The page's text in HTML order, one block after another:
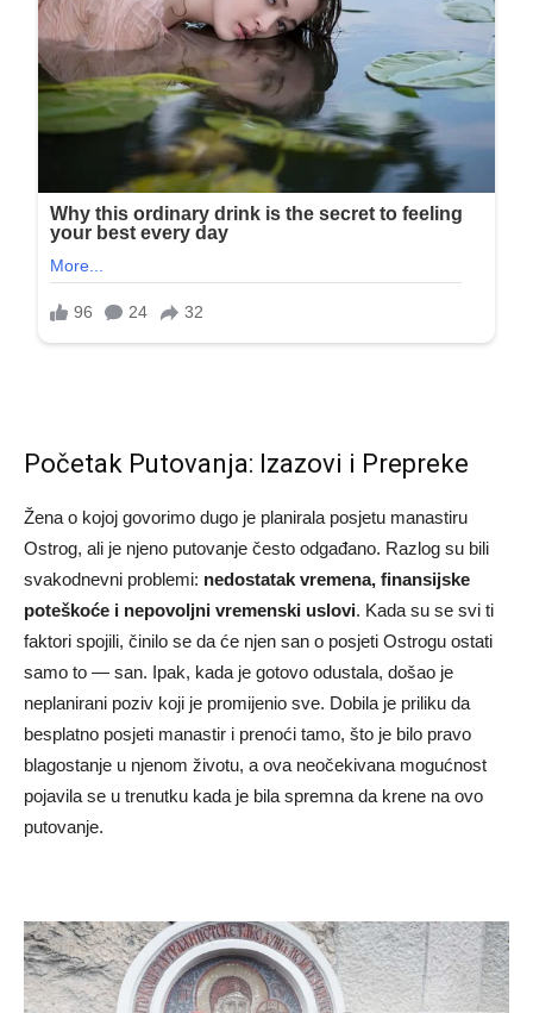
Početak Putovanja: Izazovi i Prepreke
Žena o kojoj govorimo dugo je planirala posjetu manastiru
Ostrog, ali je njeno putovanje često odgađano. Razlog su bili
svakodnevni problemi: nedostatak vremena, finansijske
poteškoće i nepovoljni vremenski uslovi. Kada su se svi ti
faktori spojili, činilo se da će njen san o posjeti Ostrogu ostati
samo to — san. Ipak, kada je gotovo odustala, došao je
neplanirani poziv koji je promijenio sve. Dobila je priliku da
besplatno posjeti manastir i prenoći tamo, što je bilo pravo
blagostanje u njenom životu, a ova neočekivana mogućnost
pojavila se u trenutku kada je bila spremna da krene na ovo
putovanje.